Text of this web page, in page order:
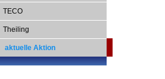
TECO
Theiling
aktuelle Aktion